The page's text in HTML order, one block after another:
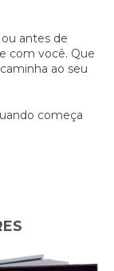
antes de
com você. Que
ao seu
começa